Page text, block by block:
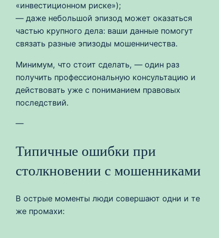
«инвестиционном риске»);
— даже небольшой эпизод может оказаться
частью крупного дела: ваши данные помогут
связать разные эпизоды мошенничества.
Минимум, что стоит сделать, — один раз
получить профессиональную консультацию и
действовать уже с пониманием правовых
последствий.
—
Типичные ошибки при
столкновении с мошенниками
В острые моменты люди совершают одни и те
же промахи: